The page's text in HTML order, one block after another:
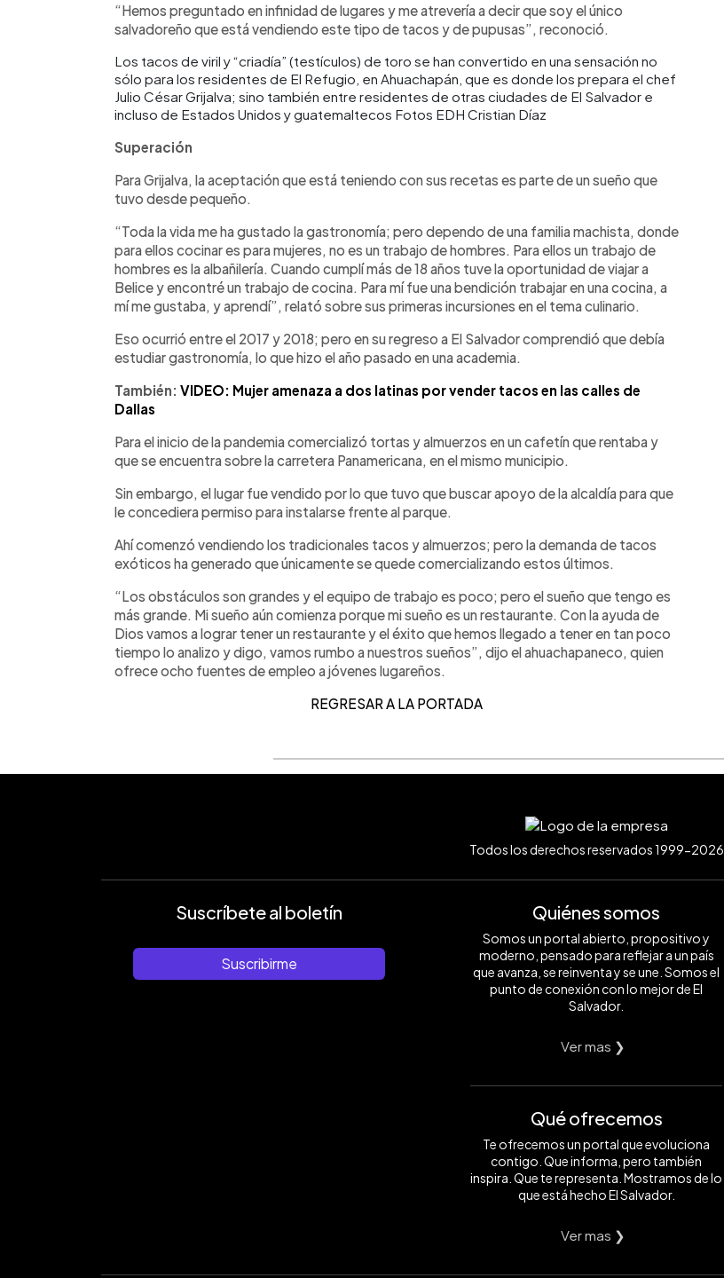
“Hemos preguntado en infinidad de lugares y me atrevería a decir que soy el único
salvadoreño que está vendiendo este tipo de tacos y de pupusas”, reconoció.
Los tacos de viril y “criadía” (testículos) de toro se han convertido en una sensación no
sólo para los residentes de El Refugio, en Ahuachapán, que es donde los prepara el chef
Julio César Grijalva; sino también entre residentes de otras ciudades de El Salvador e
incluso de Estados Unidos y guatemaltecos Fotos EDH Cristian Díaz
Superación
Para Grijalva, la aceptación que está teniendo con sus recetas es parte de un sueño que
tuvo desde pequeño.
“Toda la vida me ha gustado la gastronomía; pero dependo de una familia machista, donde
para ellos cocinar es para mujeres, no es un trabajo de hombres. Para ellos un trabajo de
hombres es la albañilería. Cuando cumplí más de 18 años tuve la oportunidad de viajar a
Belice y encontré un trabajo de cocina. Para mí fue una bendición trabajar en una cocina, a
mí me gustaba, y aprendí”, relató sobre sus primeras incursiones en el tema culinario.
Eso ocurrió entre el 2017 y 2018; pero en su regreso a El Salvador comprendió que debía
estudiar gastronomía, lo que hizo el año pasado en una academia.
También: VIDEO: Mujer amenaza a dos latinas por vender tacos en las calles de
Dallas
Para el inicio de la pandemia comercializó tortas y almuerzos en un cafetín que rentaba y
que se encuentra sobre la carretera Panamericana, en el mismo municipio.
Sin embargo, el lugar fue vendido por lo que tuvo que buscar apoyo de la alcaldía para que
le concediera permiso para instalarse frente al parque.
Ahí comenzó vendiendo los tradicionales tacos y almuerzos; pero la demanda de tacos
exóticos ha generado que únicamente se quede comercializando estos últimos.
“Los obstáculos son grandes y el equipo de trabajo es poco; pero el sueño que tengo es
más grande. Mi sueño aún comienza porque mi sueño es un restaurante. Con la ayuda de
Dios vamos a lograr tener un restaurante y el éxito que hemos llegado a tener en tan poco
tiempo lo analizo y digo, vamos rumbo a nuestros sueños”, dijo el ahuachapaneco, quien
ofrece ocho fuentes de empleo a jóvenes lugareños.
REGRESAR A LA PORTADA
Todos los derechos reservados 1999-2026
Suscríbete al boletín
Suscribirme
Quiénes somos
Somos un portal abierto, propositivo y
moderno, pensado para reflejar a un país
que avanza, se reinventa y se une. Somos el
punto de conexión con lo mejor de El
Salvador.
Ver mas ❯
Qué ofrecemos
Te ofrecemos un portal que evoluciona
contigo. Que informa, pero también
inspira. Que te representa. Mostramos de lo
que está hecho El Salvador.
Ver mas ❯